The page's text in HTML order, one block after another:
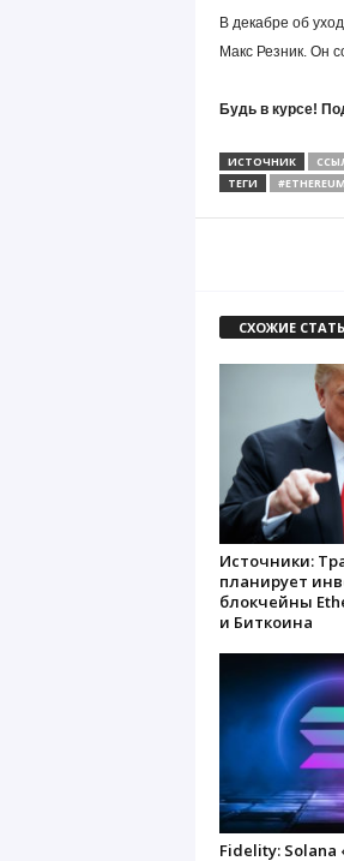
В декабре об
Макс Резник. Он
Будь в курсе!
ИСТОЧНИК
ТЕГИ
#ETHEREUM
СХОЖИЕ
Источники:
планирует
блокчейны
и Биткоина
Fidelity: Solana